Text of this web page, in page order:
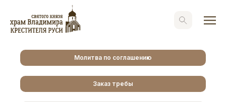
Молитва по соглашению
Заказ требы